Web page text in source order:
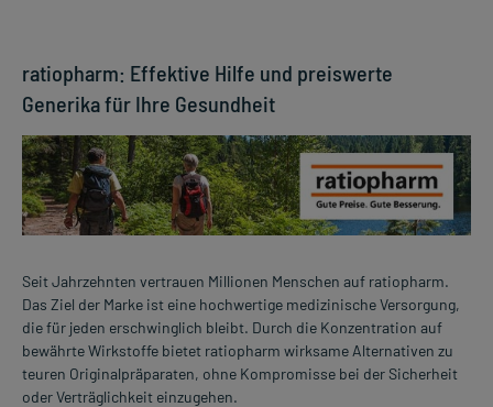
ratiopharm: Effektive Hilfe und preiswerte
Generika für Ihre Gesundheit
Seit Jahrzehnten vertrauen Millionen Menschen auf ratiopharm.
Das Ziel der Marke ist eine hochwertige medizinische Versorgung,
die für jeden erschwinglich bleibt. Durch die Konzentration auf
bewährte Wirkstoffe bietet ratiopharm wirksame Alternativen zu
teuren Originalpräparaten, ohne Kompromisse bei der Sicherheit
oder Verträglichkeit einzugehen.